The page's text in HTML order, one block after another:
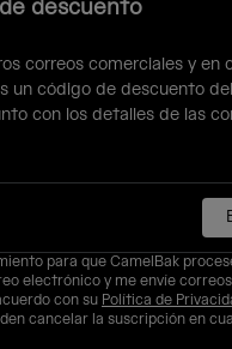
descuento
correos comerciales y en
un código de descuento del
con los detalles de las
para que CamelBak
electrónico y me envíe correos
con su Política de
cancelar la suscripción en